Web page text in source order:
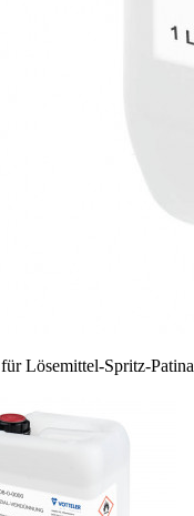
Lösemittel-Spritz-Patina